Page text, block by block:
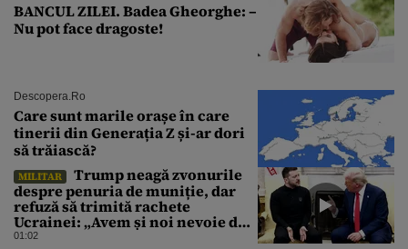
BANCUL ZILEI. Badea Gheorghe: –
Nu pot face dragoste!
Descopera.ro
Care sunt marile orașe în care
tinerii din Generația Z și-ar dori
să trăiască?
MILITAR
Trump neagă zvonurile
despre penuria de muniție, dar
refuză să trimită rachete
Ucrainei: „Avem și noi nevoie de
rachete”
01:02